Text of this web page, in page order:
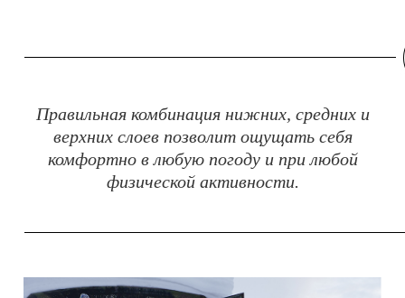
Правильная комбинация нижних, средних и
верхних слоев позволит ощущать себя
комфортно в любую погоду и при любой
физической активности.